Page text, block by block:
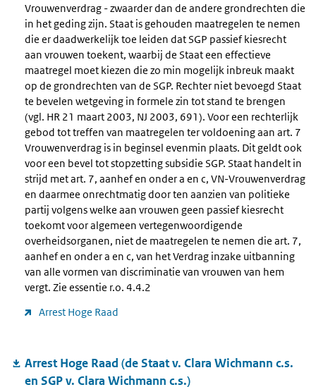
Vrouwenverdrag - zwaarder dan de andere grondrechten die
in het geding zijn. Staat is gehouden maatregelen te nemen
die er daadwerkelijk toe leiden dat SGP passief kiesrecht
aan vrouwen toekent, waarbij de Staat een effectieve
maatregel moet kiezen die zo min mogelijk inbreuk maakt
op de grondrechten van de SGP. Rechter niet bevoegd Staat
te bevelen wetgeving in formele zin tot stand te brengen
(vgl. HR 21 maart 2003, NJ 2003, 691). Voor een rechterlijk
gebod tot treffen van maatregelen ter voldoening aan art. 7
Vrouwenverdrag is in beginsel evenmin plaats. Dit geldt ook
voor een bevel tot stopzetting subsidie SGP. Staat handelt in
strijd met art. 7, aanhef en onder a en c, VN-Vrouwenverdrag
en daarmee onrechtmatig door ten aanzien van politieke
partij volgens welke aan vrouwen geen passief kiesrecht
toekomt voor algemeen vertegenwoordigende
overheidsorganen, niet de maatregelen te nemen die art. 7,
aanhef en onder a en c, van het Verdrag inzake uitbanning
van alle vormen van discriminatie van vrouwen van hem
vergt. Zie essentie r.o. 4.4.2
Arrest Hoge Raad
Arrest Hoge Raad (de Staat v. Clara Wichmann c.s.
en SGP v. Clara Wichmann c.s.)